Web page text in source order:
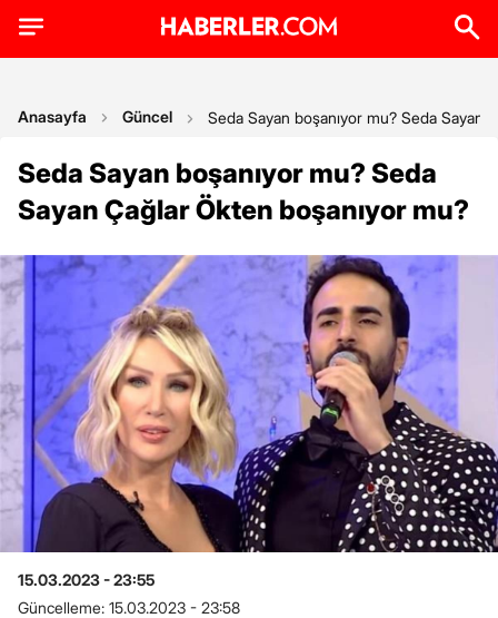
Anasayfa Güncel Seda Sayan boşanıyor mu? Seda Sayan
Seda Sayan boşanıyor mu? Seda
Sayan Çağlar Ökten boşanıyor mu?
15.03.2023 - 23:55
Güncelleme: 15.03.2023 - 23:58